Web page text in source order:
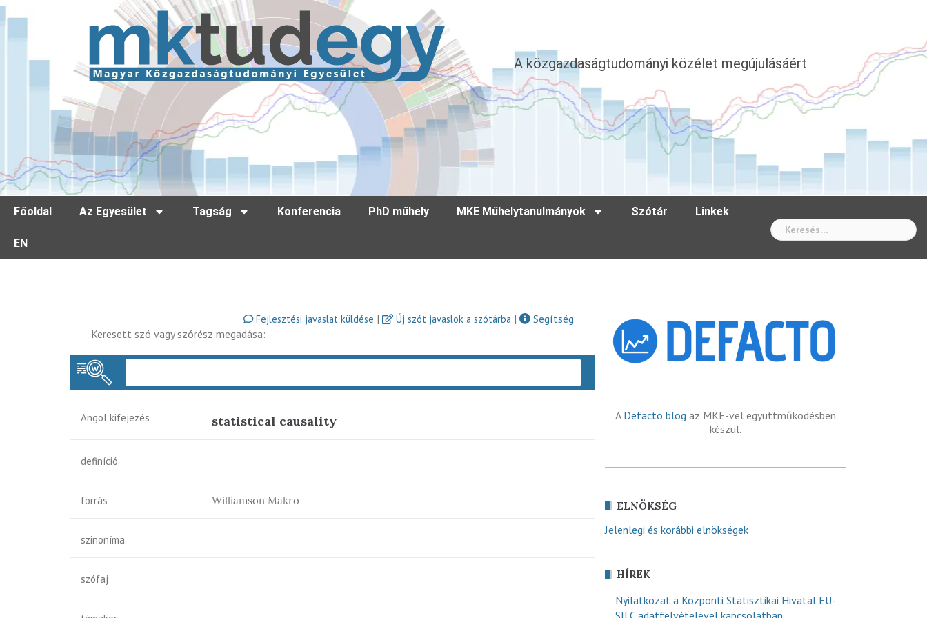
A közgazdaságtudományi közélet megújulásáért
Főoldal Az Egyesület Tagság Konferencia PhD műhely MKE Műhelytanulmányok Szótár Linkek
EN
Fejlesztési javaslat küldése | Új szót javaslok a szótárba |
Segítség
Keresett szó vagy szórész megadása:
Angol kifejezés statistical causality
definíció
forrás Williamson Makro
szinoníma
szófaj
A Defacto blog az MKE-vel együttműködésben
készül.
ELNÖKSÉG
Jelenlegi és korábbi elnökségek
HÍREK
Nyilatkozat a Központi Statisztikai Hivatal EU-
SILC adatfelvételével kapcsolatban